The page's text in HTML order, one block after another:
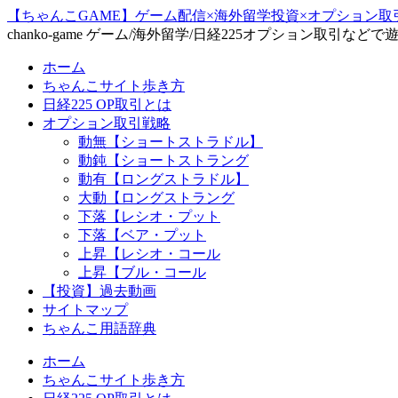
【ちゃんこGAME】ゲーム配信×海外留学投資×オプション取
chanko-game ゲーム/海外留学/日経225オプション取引などで
ホーム
ちゃんこサイト歩き方
日経225 OP取引とは
オプション取引戦略
動無【ショートストラドル】
動鈍【ショートストラング
動有【ロングストラドル】
大動【ロングストラング
下落【レシオ・プット
下落【ベア・プット
上昇【レシオ・コール
上昇【ブル・コール
【投資】過去動画
サイトマップ
ちゃんこ用語辞典
ホーム
ちゃんこサイト歩き方